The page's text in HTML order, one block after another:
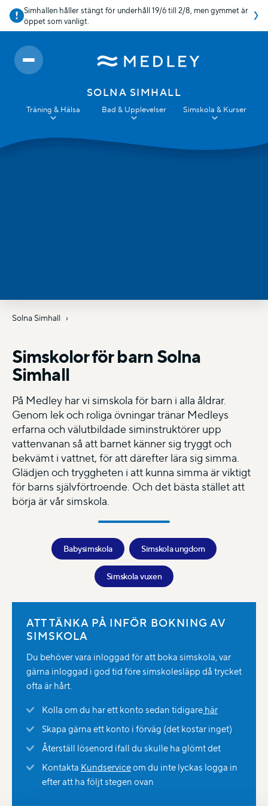
Simhallen håller stängt för underhåll 19/6 till 2/8, men gymmet är
öppet som vanligt.
SOLNA SIMHALL
Träning & Hälsa Bad & Upplevelser Simskola & Kurser
Solna Simhall
Simskolor för barn Solna
Simhall
På Medley har vi simskola för barn i alla åldrar.
Genom lek och roliga övningar tränar Medleys
erfarna och välutbildade siminstruktörer upp
vattenvanan så att barnet känner sig tryggt och
bekvämt i vattnet, för att därefter lära sig simma.
Glädjen och tryggheten i att kunna simma är viktigt
för barns självförtroende. Och det bästa stället att
börja är vår simskola.
Babysimskola Simskola ungdom
Simskola vuxen
ATT TÄNKA PÅ INFÖR BOKNING AV
SIMSKOLA
Du behöver vara inloggad för att boka simskola, var
gärna inloggad i god tid före simskolesläpp då trycket
ofta är hårt.
Kolla om du har ett konto sedan tidigarehär
Skapa gärna ett konto i förväg (det kostar inget)
Återställ lösenord ifall du skulle ha glömt det
Kontakta Kundserviceom du inte lyckas logga in
efter att ha följt stegen ovan